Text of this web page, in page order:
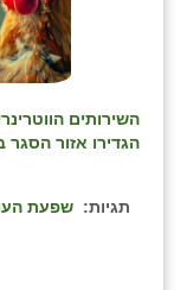
השירותים
הגדירו אזור הסגר בהיקף של 10
תגיות: שפעת
מנחמיה
נווה אטי״ב